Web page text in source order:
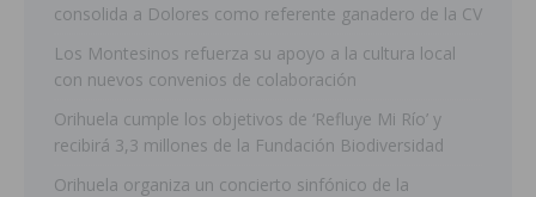
consolida a Dolores como referente ganadero de la CV
Los Montesinos refuerza su apoyo a la cultura local
con nuevos convenios de colaboración
Orihuela cumple los objetivos de ‘Refluye Mi Río’ y
recibirá 3,3 millones de la Fundación Biodiversidad
Orihuela organiza un concierto sinfónico de la